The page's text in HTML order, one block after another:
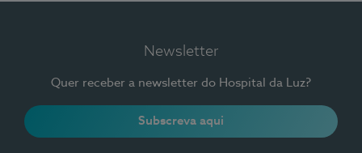
Newsletter
Quer receber a newsletter do Hospital da Luz?
Subscreva aqui